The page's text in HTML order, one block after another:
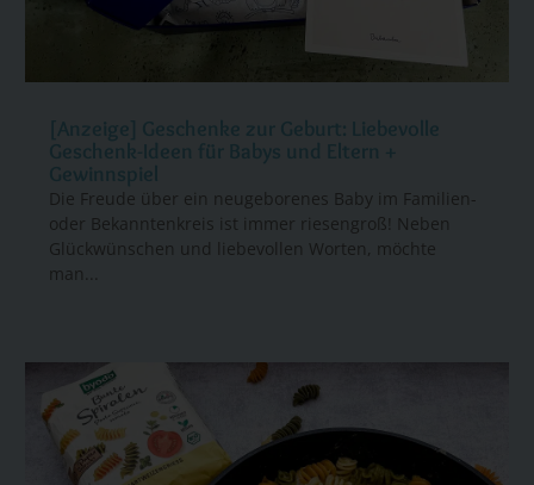
[Anzeige] Geschenke zur Geburt: Liebevolle
Geschenk-Ideen für Babys und Eltern +
Gewinnspiel
Die Freude über ein neugeborenes Baby im Familien-
oder Bekanntenkreis ist immer riesengroß! Neben
Glückwünschen und liebevollen Worten, möchte
man...